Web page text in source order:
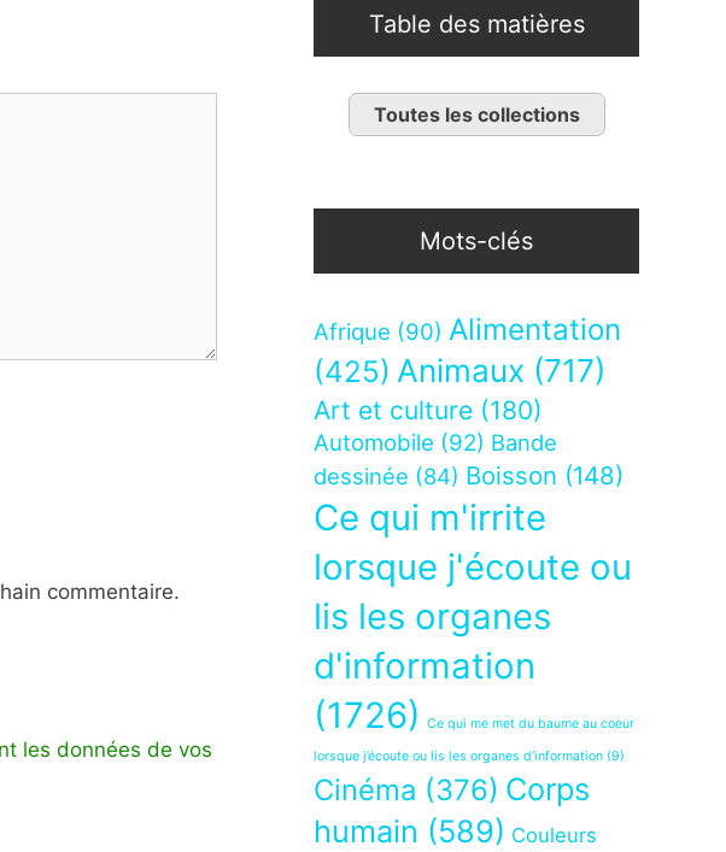
commentaire.
les données de vos
Table des matières
Toutes les collections
Mots-clés
Afrique (90) Alimentation
(425) Animaux (717)
Art et culture (180)
Automobile (92) Bande
dessinée (84) Boisson (148)
Ce qui m'irrite
lorsque j'écoute ou
lis les organes
d'information
(1726)
Ce qui me met du baume au coeur
lorsque j’écoute ou lis les organes d’information (9)
Cinéma (376) Corps
humain (589) Couleurs